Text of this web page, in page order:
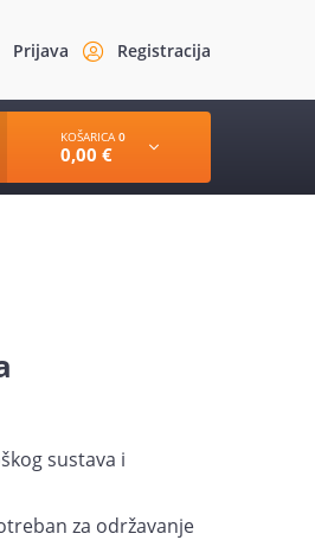
Prijava Registracija
KOŠARICA 0
0,00 €
sustava i
za održavanje